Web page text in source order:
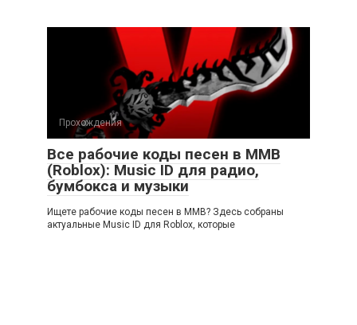
Прохождения
Все рабочие коды песен в ММВ
(Roblox): Music ID для радио,
бумбокса и музыки
Ищете рабочие коды песен в ММВ? Здесь собраны
актуальные Music ID для Roblox, которые